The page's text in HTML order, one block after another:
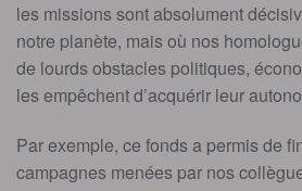
les missions sont absolument
notre planète, mais où nos
de lourds obstacles politiques,
les empêchent d’acquérir leur
Par exemple, ce fonds a permis de
campagnes menées par nos